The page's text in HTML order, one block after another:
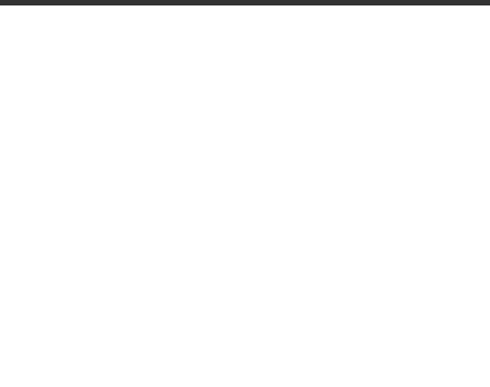
Asesoría empresas